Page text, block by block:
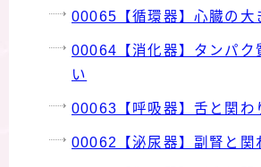
00065【循環器】心臓の大
00064【消化器】タンパク
い
00063【呼吸器】舌と関わ
00062【泌尿器】副腎と関